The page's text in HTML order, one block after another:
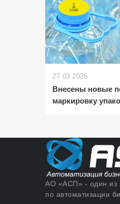
27.03.2025
Внесены новые
маркировку
АО «АСП» - один из
по автоматизации